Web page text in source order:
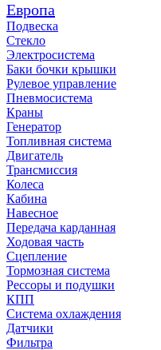
Европа
Подвеска
Стекло
Электросистема
Баки бочки крышки
Рулевое управление
Пневмосистема
Краны
Генератор
Топливная система
Двигатель
Трансмиссия
Колеса
Кабина
Навесное
Передача карданная
Ходовая часть
Сцепление
Тормозная система
Рессоры и подушки
КПП
Система охлаждения
Датчики
Фильтра